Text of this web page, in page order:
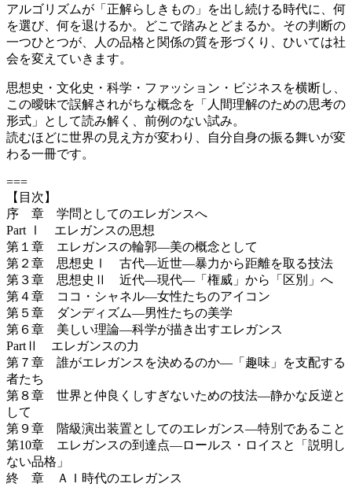
アルゴリズムが「正解らしきもの」を出し続ける時代に、何
を選び、何を退けるか。どこで踏みとどまるか。その判断の
一つひとつが、人の品格と関係の質を形づくり、ひいては社
会を変えていきます。
思想史・文化史・科学・ファッション・ビジネスを横断し、
この曖昧で誤解されがちな概念を「人間理解のための思考の
形式」として読み解く、前例のない試み。
読むほどに世界の見え方が変わり、自分自身の振る舞いが変
わる一冊です。
===
【目次】
序 章 学問としてのエレガンスへ
Part Ⅰ エレガンスの思想
第１章 エレガンスの輪郭―美の概念として
第２章 思想史Ⅰ 古代―近世―暴力から距離を取る技法
第３章 思想史Ⅱ 近代―現代―「権威」から「区別」へ
第４章 ココ・シャネル―女性たちのアイコン
第５章 ダンディズム―男性たちの美学
第６章 美しい理論―科学が描き出すエレガンス
PartⅡ エレガンスの力
第７章 誰がエレガンスを決めるのか―「趣味」を支配する
者たち
第８章 世界と仲良くしすぎないための技法―静かな反逆と
して
第９章 階級演出装置としてのエレガンス―特別であること
第10章 エレガンスの到達点―ロールス・ロイスと「説明し
ない品格」
終 章 ＡＩ時代のエレガンス